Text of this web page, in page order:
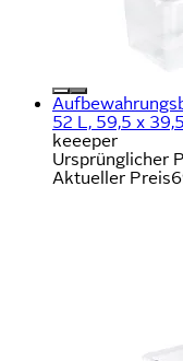
52 L, 59,5 x
keeeper
Ursprünglicher
Aktueller Preis